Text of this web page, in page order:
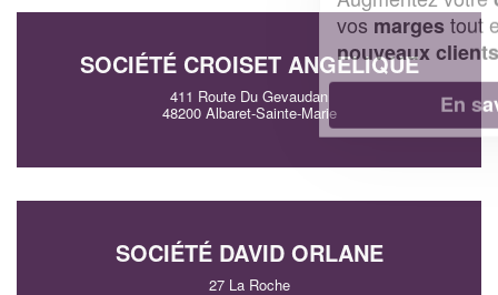
SOCIÉTÉ CROISET ANGELIQUE
411 Route Du Gevaudan
48200 Albaret-Sainte-Marie
SOCIÉTÉ DAVID ORLANE
27 La Roche
tout en gagnant de
nouveaux clients!
En savoir plus